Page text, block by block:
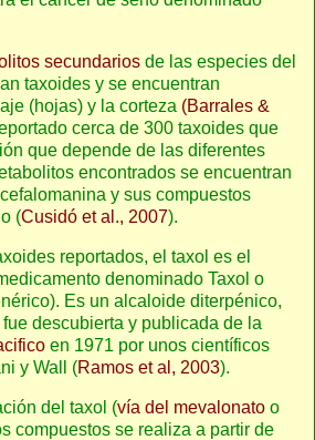
secundarios de las especies del
taxoides y se encuentran
(hojas) y la corteza (Barrales &
cerca de 300 taxoides que
que depende de las diferentes
encontrados se encuentran
y sus compuestos
(Cusidó et al., 2007).
reportados, el taxol es el
denominado Taxol o
Es un alcaloide diterpénico,
fue descubierta y publicada de la
en 1971 por unos científicos
y Wall (Ramos et al, 2003).
del taxol (vía del mevalonato o
compuestos se realiza a partir de